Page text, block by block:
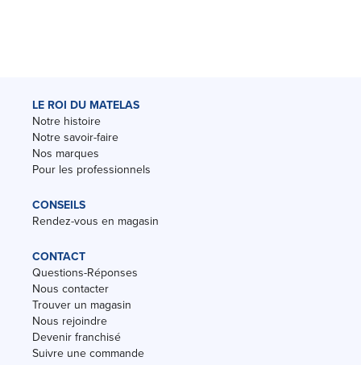
LE ROI DU MATELAS
Notre histoire
Notre savoir-faire
Nos marques
Pour les professionnels
CONSEILS
Rendez-vous en magasin
CONTACT
Questions-Réponses
Nous contacter
Trouver un magasin
Nous rejoindre
Devenir franchisé
Suivre une commande